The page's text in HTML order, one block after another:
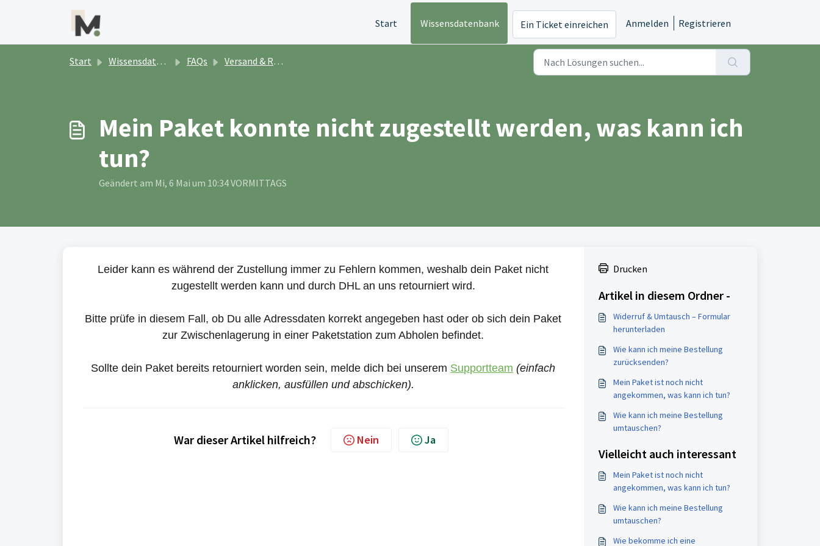
Start
Wissensdatenbank Ein Ticket einreichen Anmelden Registrieren
Start Wissensdatenbank FAQs Versand & Retouren
Mein Paket konnte nicht zugestellt werden, was kann ich
tun?
Geändert am Mi, 6 Mai um 10:34 VORMITTAGS
Leider kann es während der Zustellung immer zu Fehlern kommen, weshalb dein Paket nicht
zugestellt werden kann und durch DHL an uns retourniert wird.
Bitte prüfe in diesem Fall, ob Du alle Adressdaten korrekt angegeben hast oder ob sich dein Paket
zur Zwischenlagerung in einer Paketstation zum Abholen befindet.
Sollte dein Paket bereits retourniert worden sein, melde dich bei unserem Supportteam (einfach
anklicken, ausfüllen und abschicken).
War dieser Artikel hilfreich? Nein Ja
Drucken
Artikel in diesem Ordner -
Widerruf & Umtausch – Formular
herunterladen
Wie kann ich meine Bestellung
zurücksenden?
Mein Paket ist noch nicht
angekommen, was kann ich tun?
Wie kann ich meine Bestellung
umtauschen?
Vielleicht auch interessant
Mein Paket ist noch nicht
angekommen, was kann ich tun?
Wie kann ich meine Bestellung
umtauschen?
Wie bekomme ich eine